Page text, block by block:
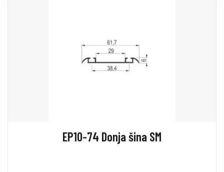
EP10-74 Donja šina SM